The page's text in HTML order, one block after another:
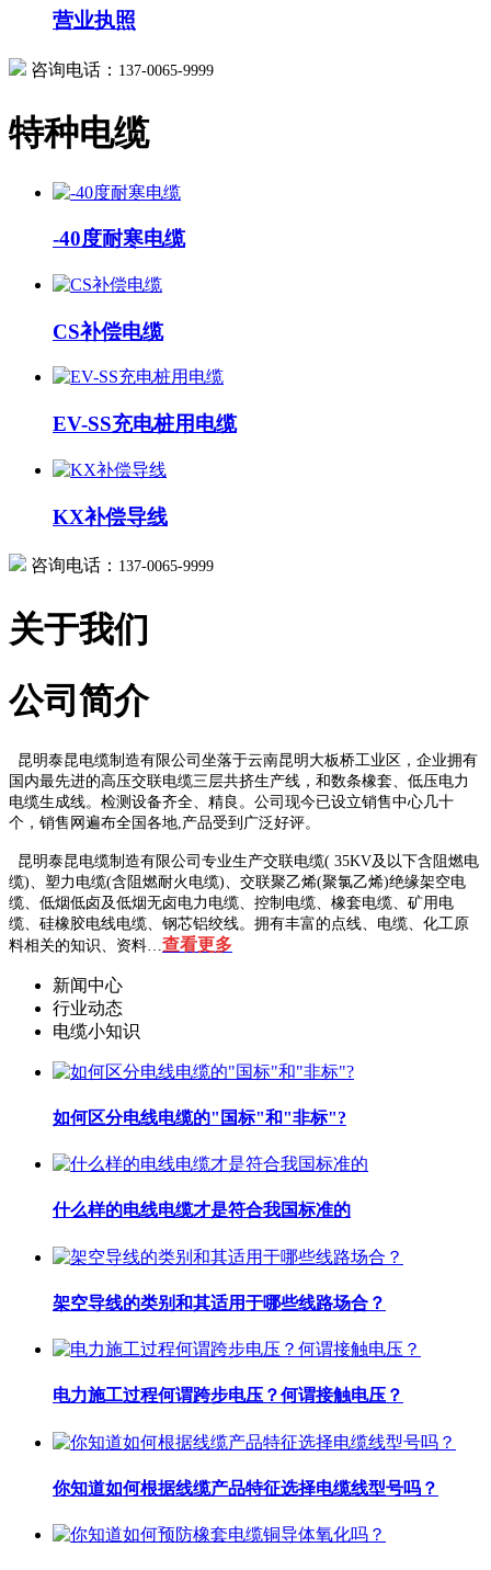
营业执照
咨询电话： 137-0065-9999
特种电缆
-40度耐寒电缆
CS补偿电缆
EV-SS充电桩用电缆
KX补偿导线
咨询电话： 137-0065-9999
关于我们
公司简介
昆明泰昆电缆制造有限公司坐落于云南昆明大板桥工业区，企业拥有
国内最先进的高压交联电缆三层共挤生产线，和数条橡套、低压电力
电缆生成线。检测设备齐全、精良。公司现今已设立销售中心几十
个，销售网遍布全国各地,产品受到广泛好评。
昆明泰昆电缆制造有限公司专业生产交联电缆( 35KV及以下含阻燃电
缆)、塑力电缆(含阻燃耐火电缆)、交联聚乙烯(聚氯乙烯)绝缘架空电
缆、低烟低卤及低烟无卤电力电缆、控制电缆、橡套电缆、矿用电
缆、硅橡胶电线电缆、钢芯铝绞线。拥有丰富的点线、电缆、化工原
料相关的知识、资料… 查看更多
新闻中心
行业动态
电缆小知识
如何区分电线电缆的"国标"和"非标"?
什么样的电线电缆才是符合我国标准的
架空导线的类别和其适用于哪些线路场合？
电力施工过程何谓跨步电压？何谓接触电压？
你知道如何根据线缆产品特征选择电缆线型号吗？